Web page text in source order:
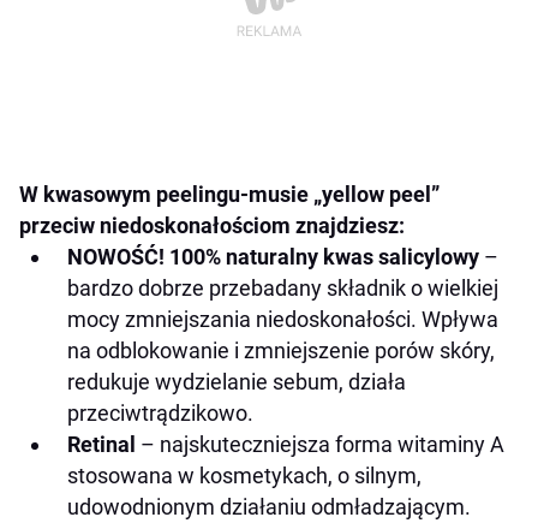
W kwasowym peelingu-musie „yellow peel”
przeciw niedoskonałościom znajdziesz:
NOWOŚĆ! 100% naturalny kwas salicylowy –
bardzo dobrze przebadany składniko wielkiej
mocy zmniejszania niedoskonałości. Wpływa
na odblokowanie i zmniejszenie porów skóry,
redukuje wydzielanie sebum, działa
przeciwtrądzikowo.
Retinal – najskuteczniejsza forma witaminy A
stosowana w kosmetykach, o silnym,
udowodnionym działaniu odmładzającym.